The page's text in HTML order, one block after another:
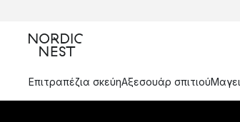
Επιτραπέζια σκεύηΑξεσουάρ σπιτιού